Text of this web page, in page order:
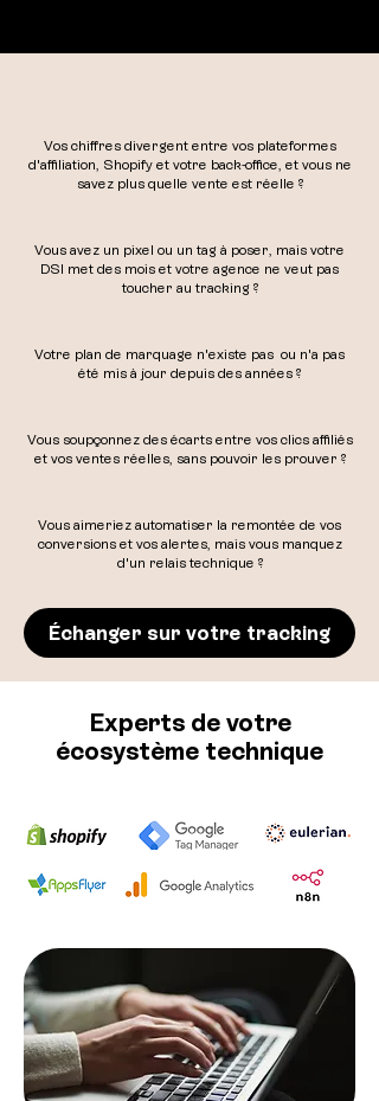
Vos chiffres divergent entre vos plateformes
d'affiliation, Shopify et votre back-office, et vous ne
savez plus quelle vente est réelle ?
Vous avez un pixel ou un tag à poser, mais votre
DSI met des mois et votre agence ne veut pas
toucher au tracking ?
Votre plan de marquage n'existe pas ou n'a pas
été mis à jour depuis des années ?
Vous soupçonnez des écarts entre vos clics affiliés
et vos ventes réelles, sans pouvoir les prouver ?
Vous aimeriez automatiser la remontée de vos
conversions et vos alertes, mais vous manquez
d'un relais technique ?
Échanger sur votre tracking
Experts de votre
écosystème technique